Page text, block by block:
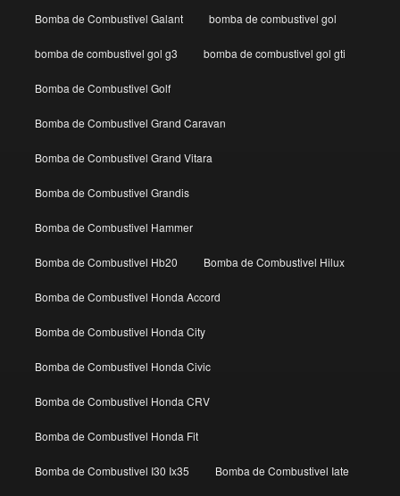
Bomba de Combustivel Galant bomba de combustivel gol
bomba de combustivel gol g3 bomba de combustivel gol gti
Bomba de Combustivel Golf
Bomba de Combustivel Grand Caravan
Bomba de Combustivel Grand Vitara
Bomba de Combustivel Grandis
Bomba de Combustivel Hammer
Bomba de Combustivel Hb20 Bomba de Combustivel Hilux
Bomba de Combustivel Honda Accord
Bomba de Combustivel Honda City
Bomba de Combustivel Honda Civic
Bomba de Combustivel Honda CRV
Bomba de Combustivel Honda Fit
Bomba de Combustivel I30 Ix35 Bomba de Combustivel Iate